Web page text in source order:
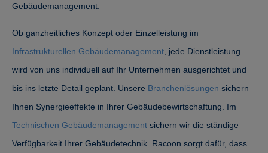
Gebäudemanagement.
Ob ganzheitliches Konzept oder Einzelleistung im
Infrastrukturellen Gebäudemanagement , jede Dienstleistung
wird von uns individuell auf Ihr Unternehmen ausgerichtet und
bis ins letzte Detail geplant. Unsere Branchenlösungen sichern
Ihnen Synergieeffekte in Ihrer Gebäudebewirtschaftung. Im
Technischen Gebäudemanagement sichern wir die ständige
Verfügbarkeit Ihrer Gebäudetechnik. Racoon sorgt dafür, dass